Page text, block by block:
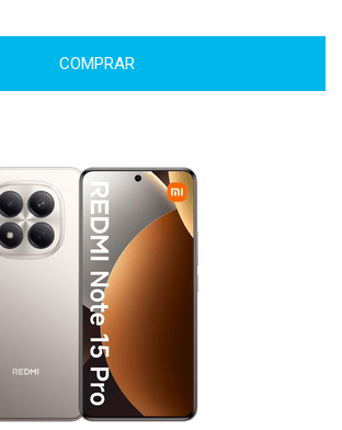
COMPRAR